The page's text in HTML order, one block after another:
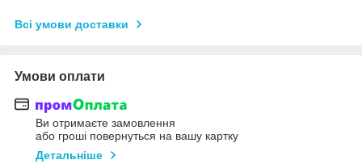
Всі умови доставки
Умови оплати
Ви отримаєте замовлення
або гроші повернуться на вашу картку
Детальніше